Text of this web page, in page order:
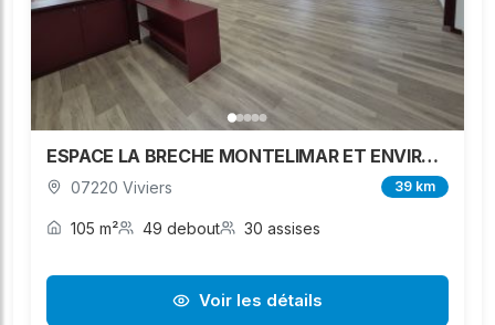
ESPACE LA BRECHE MONTELIMAR ET ENVIRONS
07220 Viviers 39 km
105 m² 49 debout 30 assises
Voir les détails